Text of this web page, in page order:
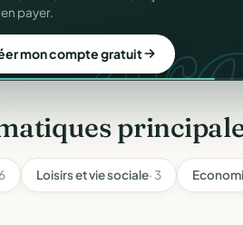
payer.
mon compte gratuit
Loisirs et vie sociale· 3